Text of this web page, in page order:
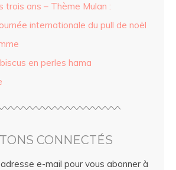
trois ans – Thème Mulan :
internationale du pull de noël
en perles hama
CONNECTÉS
e-mail pour vous abonner à